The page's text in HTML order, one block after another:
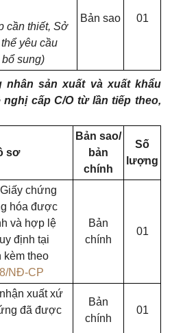
cần thiết, Sở
yêu cầu
sung)
Bản sao 01
nhân sản xuất và xuất khẩu
cấp C/O từ lần tiếp theo,
sơ
Bản sao/
bản
chính
Số
lượng
chứng
hóa được
và hợp lệ
định tại
kèm theo
NĐ-CP
Bản
chính
01
xuất xứ
đã được
Bản
chính
01